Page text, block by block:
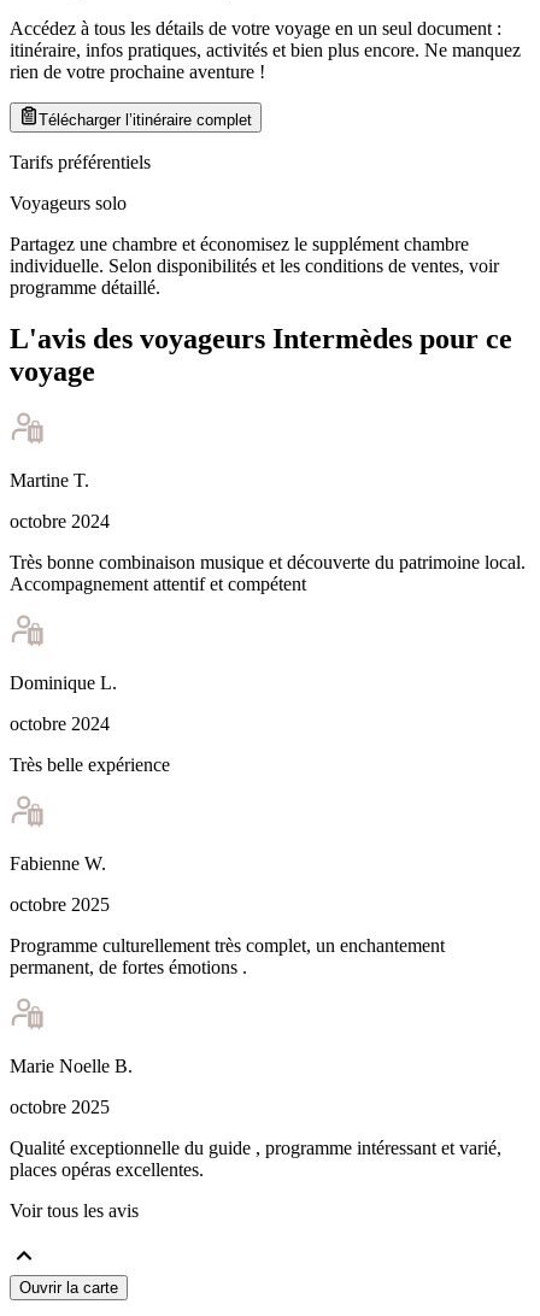
Accédez à tous les détails de votre voyage en un seul document :
itinéraire, infos pratiques, activités et bien plus encore. Ne manquez
rien de votre prochaine aventure !
Télécharger l’itinéraire complet
Tarifs préférentiels
Voyageurs solo
Partagez une chambre et économisez le supplément chambre
individuelle. Selon disponibilités et les conditions de ventes, voir
programme détaillé.
L'avis des voyageurs Intermèdes pour ce
voyage
Martine T.
octobre 2024
Très bonne combinaison musique et découverte du patrimoine local.
Accompagnement attentif et compétent
Dominique L.
octobre 2024
Très belle expérience
Fabienne W.
octobre 2025
Programme culturellement très complet, un enchantement
permanent, de fortes émotions .
Marie Noelle B.
octobre 2025
Qualité exceptionnelle du guide , programme intéressant et varié,
places opéras excellentes.
Voir tous les avis
Ouvrir la carte